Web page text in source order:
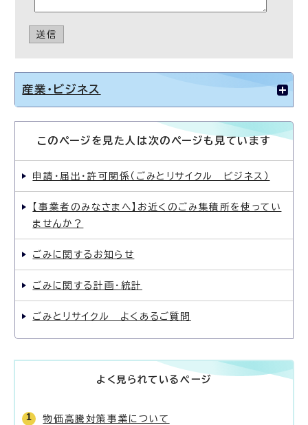
送信
産業・ビジネス
このページを見た人は次のページも見ています
申請・届出・許可関係（ごみとリサイクル ビジネス）
【事業者のみなさまへ】お近くのごみ集積所を使ってい
ませんか？
ごみに関するお知らせ
ごみに関する計画・統計
ごみとリサイクル よくあるご質問
よく見られているページ
物価高騰対策事業について